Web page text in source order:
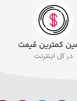
کمترین قیمت
در کل اینترنت